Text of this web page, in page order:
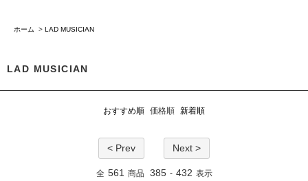
ホーム > LAD MUSICIAN
LAD MUSICIAN
おすすめ順 価格順 新着順
< Prev Next >
全 561 商品 385 - 432 表示